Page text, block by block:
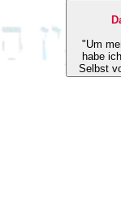
"Um
habe
Selbst